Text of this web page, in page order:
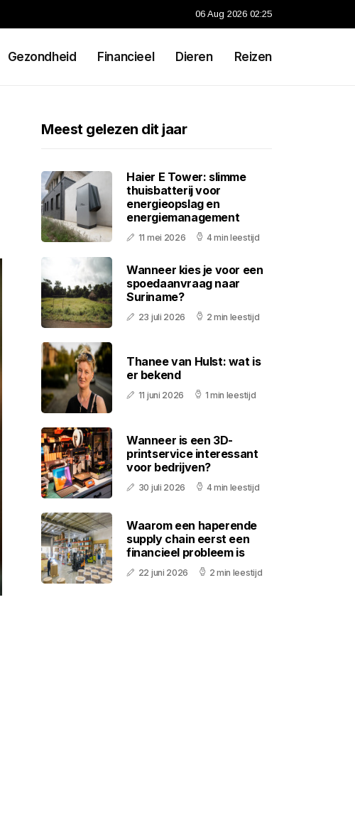
06 Aug 2026 02:25
Gezondheid Financieel Dieren Reizen
Meest gelezen dit jaar
Haier E Tower: slimme
thuisbatterij voor
energieopslag en
energiemanagement
11 mei 2026 4 min leestijd
Wanneer kies je voor een
spoedaanvraag naar
Suriname?
23 juli 2026 2 min leestijd
Thanee van Hulst: wat is
er bekend
11 juni 2026 1 min leestijd
Wanneer is een 3D-
printservice interessant
voor bedrijven?
30 juli 2026 4 min leestijd
Waarom een haperende
supply chain eerst een
financieel probleem is
22 juni 2026 2 min leestijd